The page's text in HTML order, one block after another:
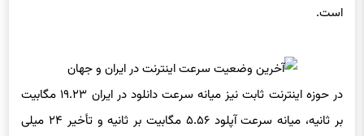
است.
در حوزه اینترنت ثابت نیز میانه سرعت دانلود در ایران ۱۹.۲۳ مگابیت
بر ثانیه، میانه سرعت آپلود ۵.۵۶ مگابیت بر ثانیه و تأخیر ۲۴ میلی